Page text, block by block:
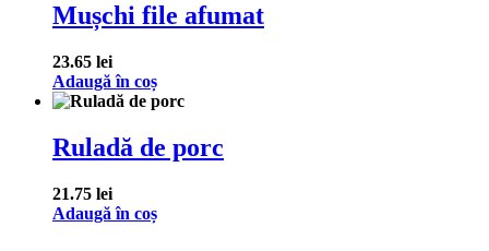
Mușchi file afumat
23.65 lei
Adaugă în coș
Ruladă de porc
21.75 lei
Adaugă în coș